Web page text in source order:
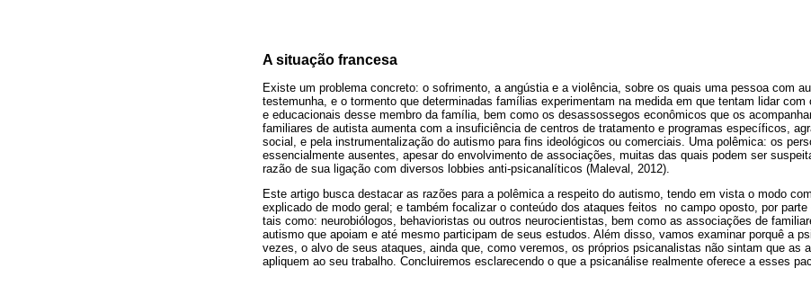
A situação francesa
Existe um problema concreto: o sofrimento, a angústia e a violência, sobre os quais uma pessoa com
testemunha, e o tormento que determinadas famílias experimentam na medida em que tentam lidar com
e educacionais desse membro da família, bem como os desassossegos econômicos que os
familiares de autista aumenta com a insuficiência de centros de tratamento e programas específicos,
social, e pela instrumentalização do autismo para fins ideológicos ou comerciais. Uma polêmica: os
essencialmente ausentes, apesar do envolvimento de associações, muitas das quais podem ser
razão de sua ligação com diversos lobbies anti-psicanalíticos (Maleval, 2012).
Este artigo busca destacar as razões para a polêmica a respeito do autismo, tendo em vista o modo
explicado de modo geral; e também focalizar o conteúdo dos ataques feitos no campo oposto, por parte
tais como: neurobiólogos, behavioristas ou outros neurocientistas, bem como as associações de
autismo que apoiam e até mesmo participam de seus estudos. Além disso, vamos examinar porquê a
vezes, o alvo de seus ataques, ainda que, como veremos, os próprios psicanalistas não sintam que as
apliquem ao seu trabalho. Concluiremos esclarecendo o que a psicanálise realmente oferece a esses